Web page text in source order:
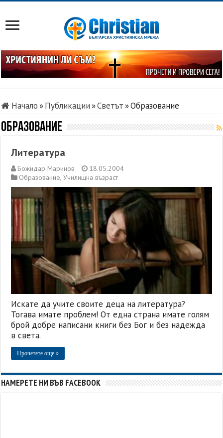
Начало»Публикации»Светът»Образование
Образование
Литература
Божидар Маринов
18.05.2004
Образование,Училищна възраст
Искате да учите своите деца на литература?
Тогава имате проблем! От една страна имате голям
брой добре написани книги без Бог и без надежда
в света.
Прочетете още »
НАМЕРЕТЕ НИ ВЪВ FACEBOOK